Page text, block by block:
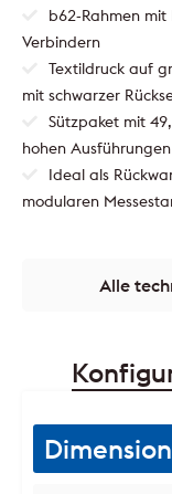
b62-Rahmen mit
Verbindern
Textildruck auf
mit schwarzer
Sützpaket mit
hohen Ausführungen
Ideal als
modularen
Alle